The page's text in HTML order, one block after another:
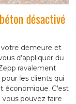
désactivé
votre demeure et
d’appliquer du
ravalement
les clients qui
économique. C'est
pouvez faire